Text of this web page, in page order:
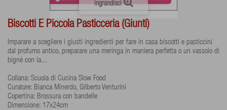
Ingrandisci
Biscotti E Piccola Pasticceria (Giunti)
Imparare a scegliere i giusti ingredienti per fare in casa biscotti e pasticcini
dal profumo antico, preparare una meringa in maniera perfetta o un vassoio di
bignè con la...
Collana: Scuola di Cucina Slow Food
Curatore: Bianca Minerdo, Gilberto Venturini
Copertina: Brossura con bandelle
Dimensione: 17x24cm